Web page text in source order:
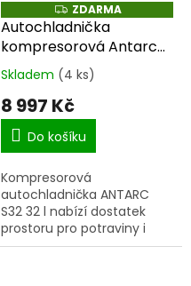
Z
D
A
R
A
ZDARMA
Autochladnička
kompresorová Antarc
S32 12/24V 32l
Průměrné
hodnocení
produktu
5,0
5
hvězdiček.
Skladem (4 ks)
8 997 Kč
Do košíku
Kompresorová
autochladnička ANTARC
S32 32 l nabízí dostatek
prostoru pro potraviny i
nápoje na rodinné výlety,